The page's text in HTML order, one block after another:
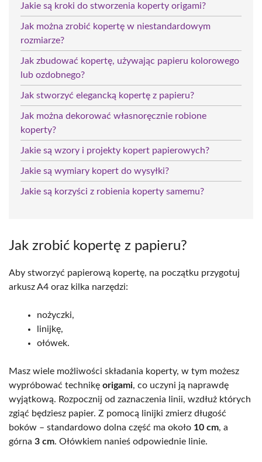
Jakie są kroki do stworzenia koperty origami?
Jak można zrobić kopertę w niestandardowym
rozmiarze?
Jak zbudować kopertę, używając papieru kolorowego
lub ozdobnego?
Jak stworzyć elegancką kopertę z papieru?
Jak można dekorować własnoręcznie robione
koperty?
Jakie są wzory i projekty kopert papierowych?
Jakie są wymiary kopert do wysyłki?
Jakie są korzyści z robienia koperty samemu?
Jak zrobić kopertę z papieru?
Aby stworzyć papierową kopertę, na początku przygotuj
arkusz A4 oraz kilka narzędzi:
nożyczki,
linijkę,
ołówek.
Masz wiele możliwości składania koperty, w tym możesz
wypróbować technikę origami, co uczyni ją naprawdę
wyjątkową. Rozpocznij od zaznaczenia linii, wzdłuż których
zgiąć będziesz papier. Z pomocą linijki zmierz długość
boków – standardowo dolna część ma około 10 cm, a
górna 3 cm. Ołówkiem nanieś odpowiednie linie.